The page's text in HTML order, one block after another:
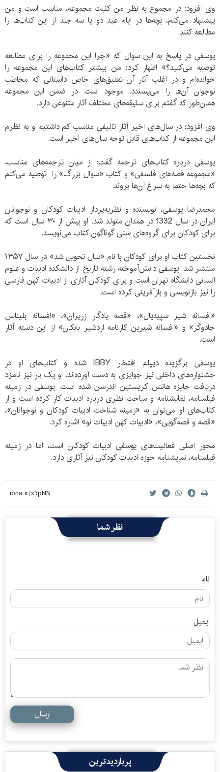
وی افزود: در مجموع به نظر من کلیت مجموعه، مناسب است و من
پیشنهاد می‌کنم، بچه‌ها در ایام عید دو یا سه جلد از این کتاب‌ها را
مطالعه کنند.
یوسفی در پاسخ به این سوال که «چرا این مجموعه را برای مطالعه
توصیه می‌کنید؟» اظهار کرد: من بیشتر کتاب‌های این مجموعه را
خوانده‌ام و در اغلب آثار آن تعلیق‌های خاص داستانی که مخاطب
نوجوان آن‌ها را می‌پسندد، موجود است. در ضمن این مجموعه
همان‌طور که گفتم برای سلیقه‌های مختلف آثار متنوعی دارد.
وی افزود: در سال‌های اخیر آثار تالیفی مناسب کم داشتیم و به نظرم
این مجموعه از کتاب‌های قابل توجه سال‌های اخیر است.
یوسفی درباره‌ کتاب‌های ترجمه گفت: از میان ترجمه‌های مناسب،
«مجموعه‌ قصه‌های فلسفی» و کتاب «سوال بزرگ» را توصیه می‌کنم
که بچه‌ها حتما به سراغ آن‌ها بروند.
محمدرضا یوسفی، نویسنده و نظریه‌پرداز ادبیات کودکان و نوجوانان
ایران در سال 1332 در همدان متولد شد. او بیش از ۳۰ سال است که
برای کودکان برای گروه‌های سنی گوناگون کتاب می‌نویسد.
نخستین کتاب او برای کودکان با نام «سال تحویل شد» در سال ۱۳۵۷
منتشر شد. یوسفی دانش‌آموخته رشته تاریخ از دانشکده ادبیات و علوم
انسانی دانشگاه تهران است و برای کودکان آثاری از ادبیات کهن فارسی
را نیز بازنویسی و بازآفرینی کرده است.
«افسانه شیر سپیدیال»، «قصه یادگار زریران»، «افسانه بلیناس
جادوگر» و «افسانه شیرین کارنامه اردشیر بابکان» از این دسته آثار
است.
یوسفی برگزیده دیپلم افتخار IBBY شده و کتاب‌های او در
جشنواره‌های داخلی نیز جوایزی به دست آورده‌اند. او یک بار نیز نامزد
دریافت جایزه هانس کریستین اندرسن شده است. یوسفی در زمینه
فیلمنامه، نمایشنامه و مباحث نظری درباره ادبیات کار کرده است و از
کتاب‌های او می‌توان به «زمینه شناخت ادبیات کودکان و نوجوانان»،
«قصه و قصه‌گویی»، «ادبیات کهن ادبیات نو» اشاره کرد.
محور اصلی فعالیت‌های یوسفی ادبیات کودکان است، اما در زمینه
فیلمنامه، نمایشنامه حوزه ادبیات کودکان نیز آثاری دارد.
نظر شما
نام
ایمیل
ارسال
پربازدیدترین